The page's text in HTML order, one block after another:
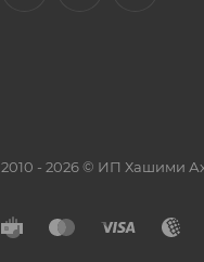
2010 - 2026 © ИП Хашими